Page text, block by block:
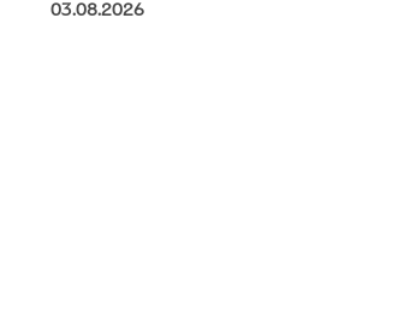
03.08.2026